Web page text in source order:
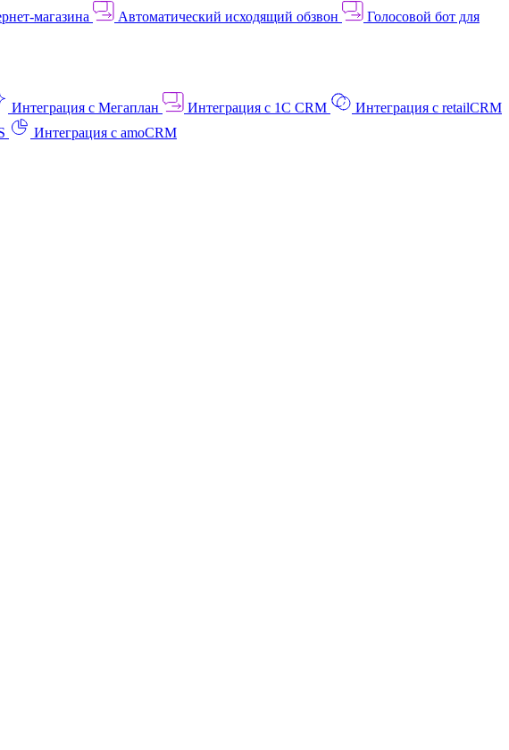
Автоматический исходящий обзвон
Голосовой бот для
Интеграция с Мегаплан Интеграция с 1C CRM
Интеграция с retailCRM
Интеграция с amoCRM